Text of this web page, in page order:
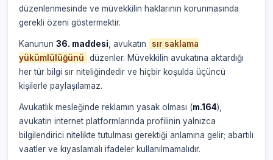
düzenlenmesinde ve müvekkilin haklarının korunmasında
gerekli özeni göstermektir.
Kanunun 36. maddesi , avukatın
sır saklama
yükümlülüğünü
düzenler. Müvekkilin avukatına aktardığı
her tür bilgi sır niteliğindedir ve hiçbir koşulda üçüncü
kişilerle paylaşılamaz.
Avukatlık mesleğinde reklamın yasak olması (m.164),
avukatın internet platformlarında profilinin yalnızca
bilgilendirici nitelikte tutulması gerektiği anlamına gelir; abartılı
vaatler ve kıyaslamalı ifadeler kullanılmamalıdır.